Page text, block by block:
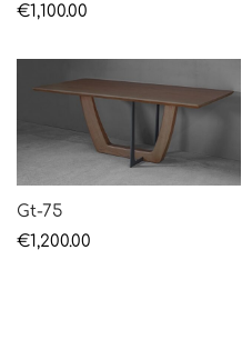
€1,100.00
Gt-75
€1,200.00